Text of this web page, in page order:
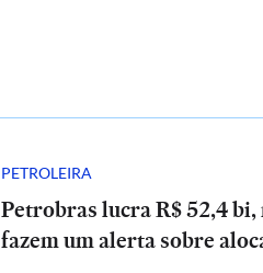
PETROLEIRA
Petrobras lucra R$ 52,4 bi,
fazem um alerta sobre